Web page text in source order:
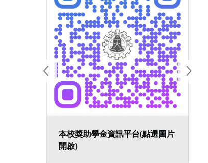
本校獎助學金資訊平台(點選圖片
開啟)